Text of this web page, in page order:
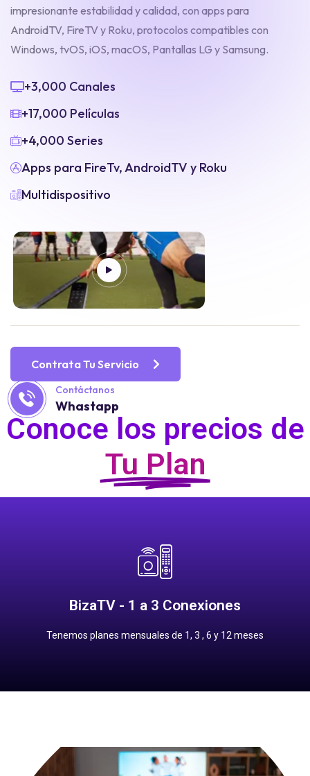
impresionante estabilidad y calidad, con apps para
AndroidTV, FireTV y Roku, protocolos compatibles con
Windows, tvOS, iOS, macOS, Pantallas LG y Samsung.
+3,000 Canales
+17,000 Películas
+4,000 Series
Apps para FireTv, AndroidTV y Roku
Multidispositivo
Contrata Tu Servicio
Contáctanos
Whastapp
Conoce los precios de
Tu Plan
BizaTV - 1 a 3 Conexiones
Tenemos planes mensuales de 1, 3 , 6 y 12 meses
3 meses: $500.00 pesos
12 meses: $1,500.00 pesos